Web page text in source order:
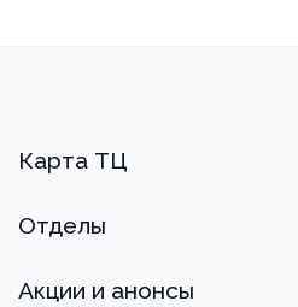
Карта ТЦ
Отделы
Акции и анонсы